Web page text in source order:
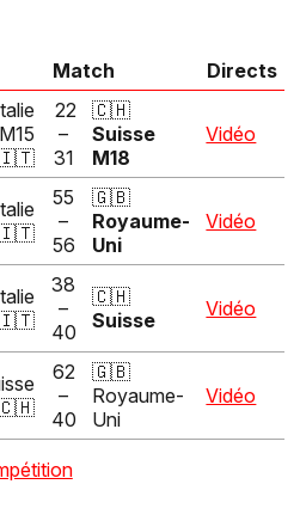
Match Directs
M15
22
–
31
🇨🇭
Suisse
M18
Vidéo
55
–
56
🇬🇧
Royaume-
Uni
Vidéo
38
–
40
🇨🇭
Suisse
Vidéo
62
–
40
🇬🇧
Royaume-
Uni
Vidéo